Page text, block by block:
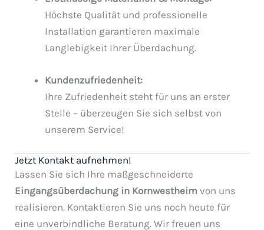
Höchste Qualität und professionelle
Installation garantieren maximale
Langlebigkeit Ihrer Überdachung.
Kundenzufriedenheit:
Ihre Zufriedenheit steht für uns an erster
Stelle – überzeugen Sie sich selbst von
unserem Service!
Jetzt Kontakt aufnehmen!
Lassen Sie sich Ihre maßgeschneiderte
Eingangsüberdachung in Kornwestheim von uns
realisieren. Kontaktieren Sie uns noch heute für
eine unverbindliche Beratung. Wir freuen uns